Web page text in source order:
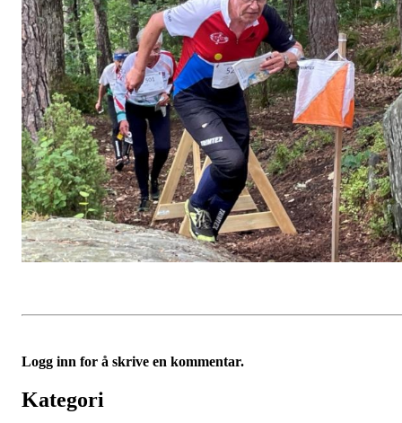
Logg inn for å skrive en kommentar.
Kategori